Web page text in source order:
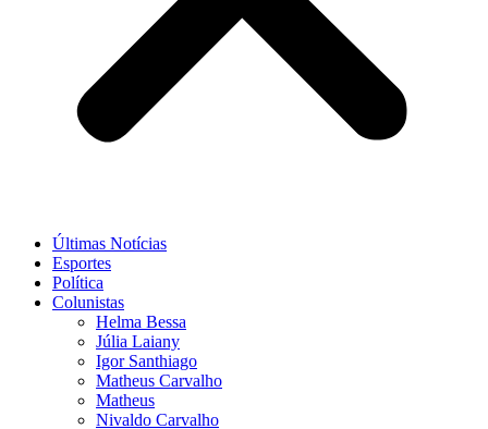
Últimas Notícias
Esportes
Política
Colunistas
Helma Bessa
Júlia Laiany
Igor Santhiago
Matheus Carvalho
Matheus
Nivaldo Carvalho